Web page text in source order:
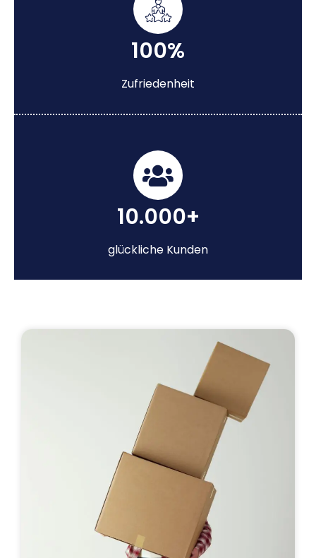
100%
Zufriedenheit
10.000+
glückliche Kunden